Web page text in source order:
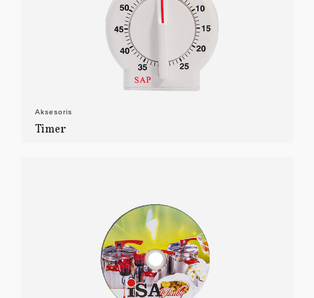
Aksesoris
Timer